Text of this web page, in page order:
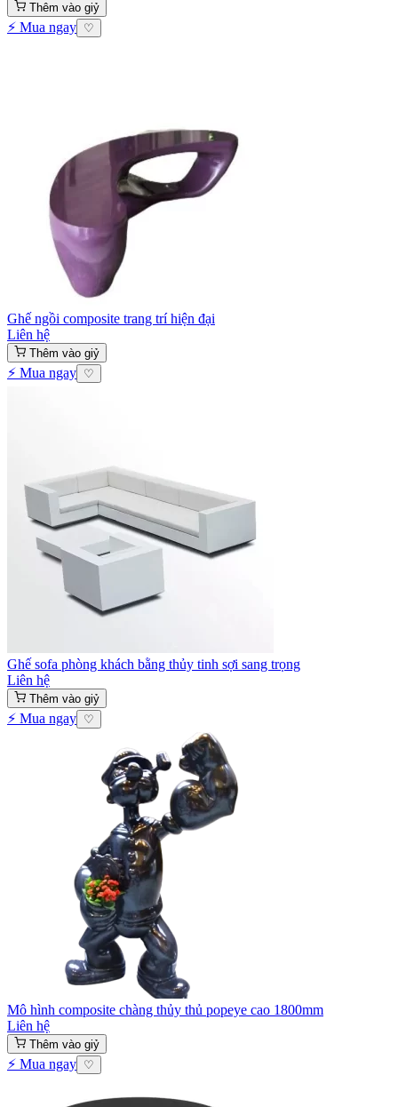
Thêm vào giỷ
⚡ Mua ngay ♡
Ghế ngồi composite trang trí hiện đại
Liên hệ
Thêm vào giỷ
⚡ Mua ngay ♡
Ghế sofa phòng khách bằng thủy tinh sợi sang trọng
Liên hệ
Thêm vào giỷ
⚡ Mua ngay ♡
Mô hình composite chàng thủy thủ popeye cao 1800mm
Liên hệ
Thêm vào giỷ
⚡ Mua ngay ♡